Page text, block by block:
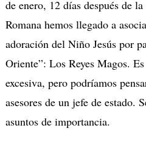
de enero, 12 días después de
Romana hemos llegado a
adoración del Niño Jesús por
Oriente”: Los Reyes Magos.
excesiva, pero podríamos
asesores de un jefe de estado.
asuntos de importancia.